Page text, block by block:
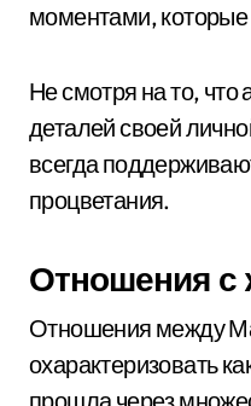
моментами,
Не смотря на то, что
деталей своей
всегда
процветания.
Отношения с
Отношения между
охарактеризовать